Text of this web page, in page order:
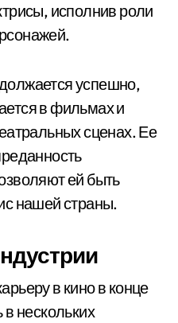
исполнив роли
успешно,
в фильмах и
сценах. Ее
ей быть
нашей страны.
в кино в конце
нескольких